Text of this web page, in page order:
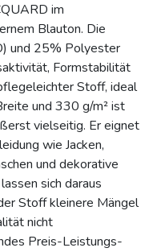
im
Blauton. Die
und 25% Polyester
Formstabilität
Stoff, ideal
und 330 g/m² ist
vielseitig. Er eignet
wie Jacken,
und dekorative
sich daraus
Stoff kleinere Mängel
nicht
Preis-Leistungs-